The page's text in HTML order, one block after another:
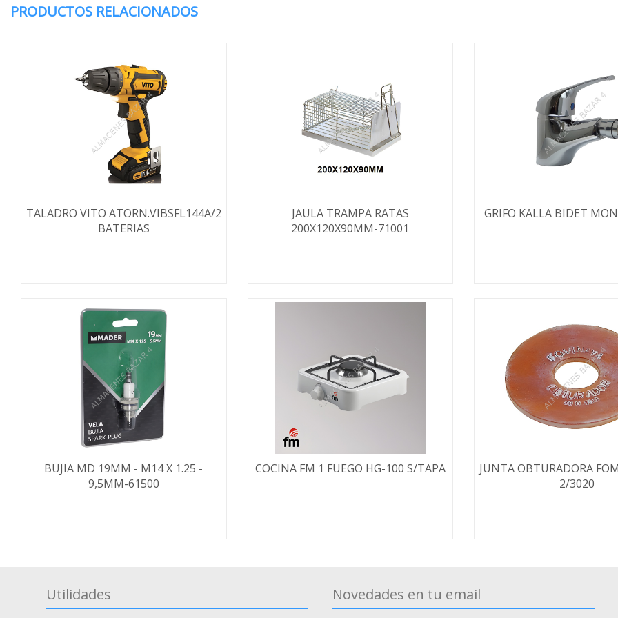
PRODUCTOS RELACIONADOS
TALADRO VITO ATORN.VIBSFL144A/2
BATERIAS
JAULA TRAMPA RATAS
200X120X90MM-71001
GRIFO KALLA BIDET
BUJIA MD 19MM - M14 X 1.25 -
9,5MM-61500
COCINA FM 1 FUEGO HG-100 S/TAPA
JUNTA OBTURADORA
2/3020
Utilidades Novedades en tu email